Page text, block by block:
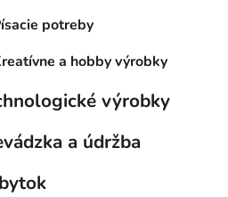
potreby
a hobby výrobky
výrobky
a údržba